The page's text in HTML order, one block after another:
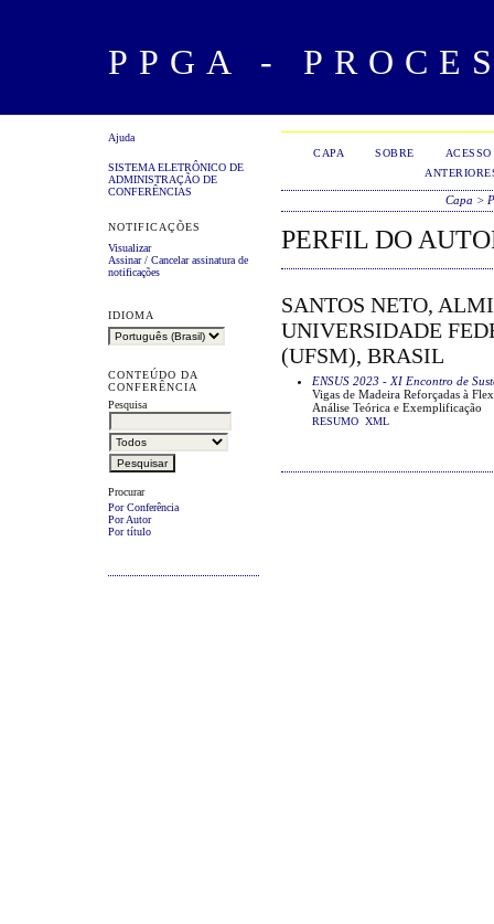
PPGA -
Ajuda
SISTEMA ELETRÔNICO DE
ADMINISTRAÇÃO DE
CONFERÊNCIAS
NOTIFICAÇÕES
Visualizar
Assinar/ Cancelar assinatura de
notificações
IDIOMA
CONTEÚDO DA
CONFERÊNCIA
Pesquisa
Procurar
Por Conferência
Por Autor
Por título
CAPA SOBRE
ACESSO
Capa >
PERFIL DO
SANTOS NETO,
UNIVERSIDADE
(UFSM), BRASIL
ENSUS 2023 - XI Encontro de
Vigas de Madeira Reforçadas à
Análise Teórica e Exemplificação
RESUMO XML